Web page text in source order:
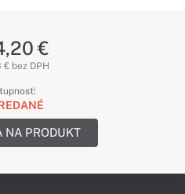
€
bez DPH
NA PRODUKT